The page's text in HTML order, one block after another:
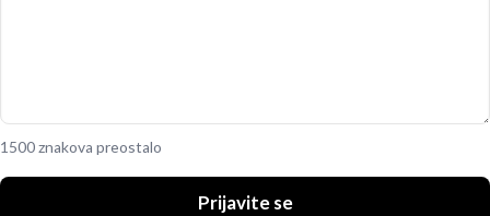
1500 znakova preostalo
Prijavite se